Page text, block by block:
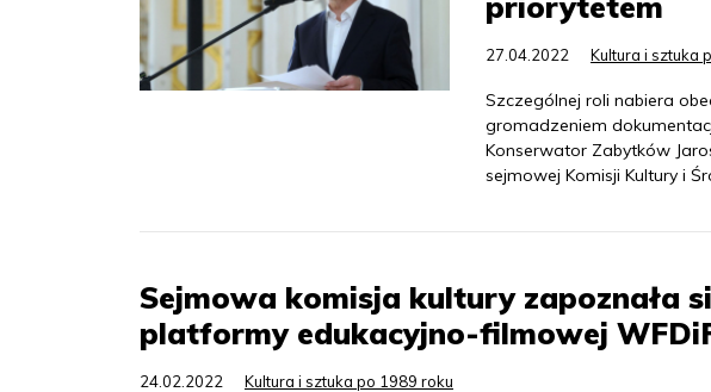
27.04.2022 Kultura i sztuka
Szczególnej roli nabiera
gromadzeniem
Konserwator Zabytków
sejmowej Komisji Kultury i
Sejmowa komisja kultury zapoznała
platformy edukacyjno-filmowej
24.02.2022 Kultura i sztuka po 1989 roku